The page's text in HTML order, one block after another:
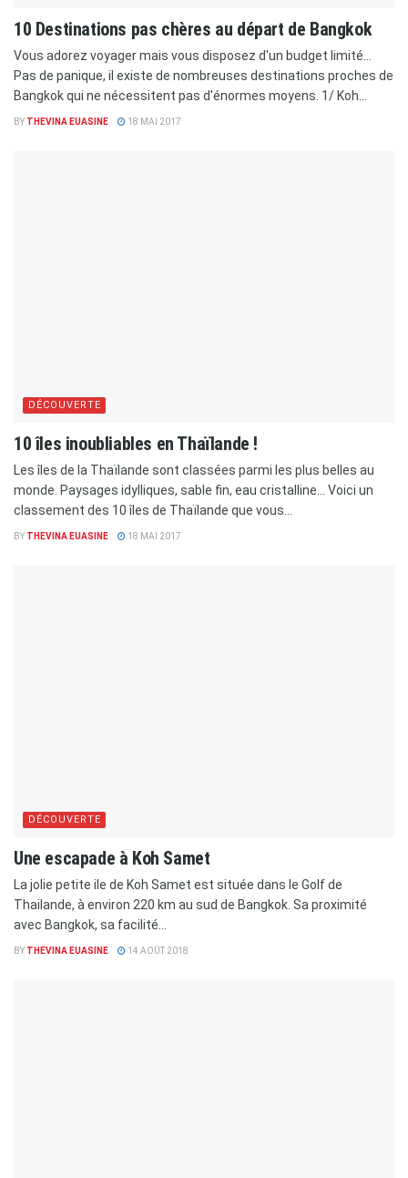
10 Destinations pas chères au départ de Bangkok
Vous adorez voyager mais vous disposez d'un budget limité...
Pas de panique, il existe de nombreuses destinations proches de
Bangkok qui ne nécessitent pas d'énormes moyens. 1/ Koh...
BY THEVINA EUASINE 18 MAI 2017
DÉCOUVERTE
10 îles inoubliables en Thaïlande !
Les îles de la Thaïlande sont classées parmi les plus belles au
monde. Paysages idylliques, sable fin, eau cristalline… Voici un
classement des 10 îles de Thaïlande que vous...
BY THEVINA EUASINE 18 MAI 2017
DÉCOUVERTE
Une escapade à Koh Samet
La jolie petite ile de Koh Samet est située dans le Golf de
Thailande, à environ 220 km au sud de Bangkok. Sa proximité
avec Bangkok, sa facilité...
BY THEVINA EUASINE 14 AOÛT 2018